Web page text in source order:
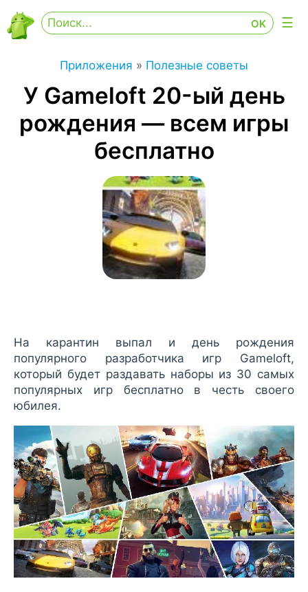
Приложения » Полезные советы
У Gameloft 20-ый день
рождения — всем игры
бесплатно
На карантин выпал и день рождения
популярного разработчика игр Gameloft,
который будет раздавать наборы из 30 самых
популярных игр бесплатно в честь своего
юбилея.